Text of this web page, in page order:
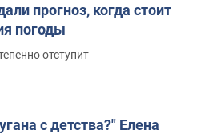
прогноз, когда стоит
погоды
отступит
с детства?" Елена